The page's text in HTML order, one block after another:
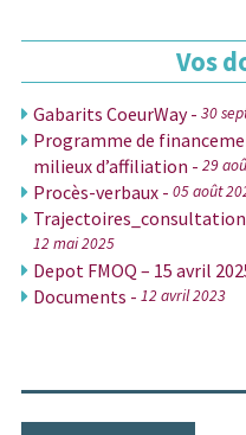
Vos
Gabarits CoeurWay - 30
Programme de
milieux d’affiliation - 29
Procès-verbaux - 05 août
12 mai 2025
Depot FMOQ – 15 avril
Documents - 12 avril 2023